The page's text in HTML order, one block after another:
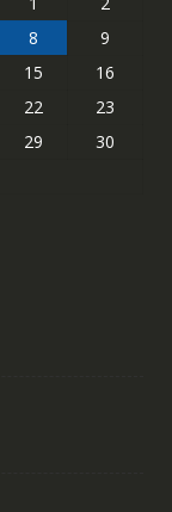
8
9
15
16
22
23
29
30